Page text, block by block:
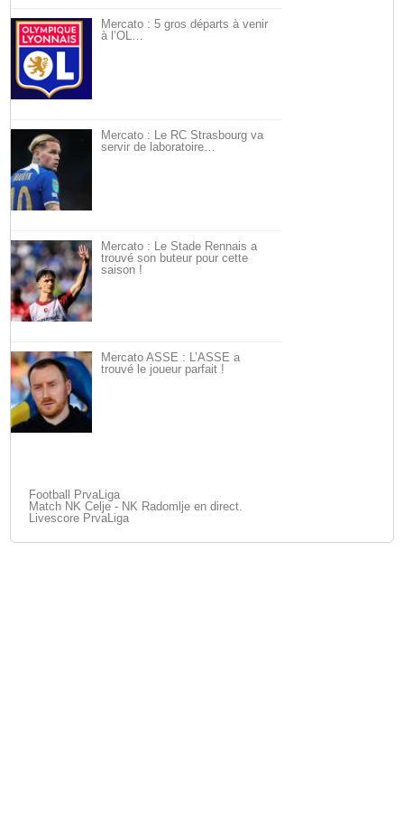
Mercato : 5 gros départs à venir
à l’OL…
Mercato : Le RC Strasbourg va
servir de laboratoire…
Mercato : Le Stade Rennais a
trouvé son buteur pour cette
saison !
Mercato ASSE : L’ASSE a
trouvé le joueur parfait !
Football PrvaLiga
Match NK Celje - NK Radomlje en direct.
Livescore PrvaLiga